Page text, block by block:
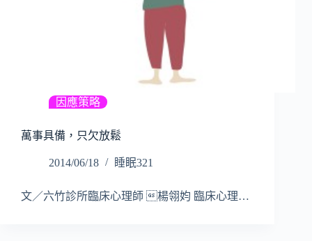
因應策略
萬事具備，只欠放鬆
2014/06/18 睡眠321
文／六竹診所臨床心理師 楊翎㚬 臨床心理…